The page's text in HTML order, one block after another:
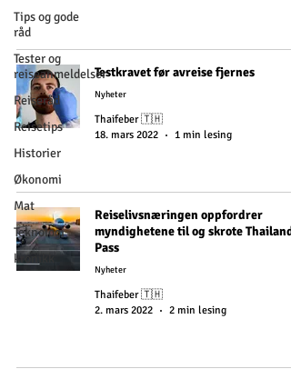
Tips og gode
råd
Tester og
reiseanmeldelser
Reiseråd
Reisetips
Historier
Økonomi
Mat
Teknologi
kronikk
Testkravet før avreise fjernes
Nyheter
Thaifeber 🇹🇭
18. mars 2022
1 min lesing
Reiselivsnæringen oppfordrer
myndighetene til og skrote Thailand
Pass
Nyheter
Thaifeber 🇹🇭
2. mars 2022
2 min lesing